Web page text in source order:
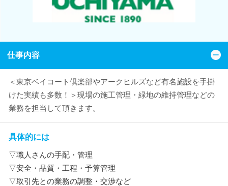
仕事内容
＜東京ベイコート倶楽部やアークヒルズなど有名施設を手掛
けた実績も多数！＞現場の施工管理・緑地の維持管理などの
業務を担当して頂きます。
具体的には
▽職人さんの手配・管理
▽安全・品質・工程・予算管理
▽取引先との業務の調整・交渉など